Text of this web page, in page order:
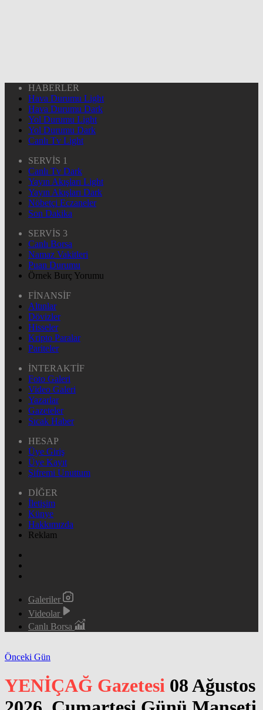
HABERLER
Hava Durumu Light
Hava Durumu Dark
Yol Durumu Light
Yol Durumu Dark
Canlı Tv Light
SERVİS 1
Canlı Tv Dark
Yayın Akışları Light
Yayın Akışları Dark
Nöbetçi Eczaneler
Son Dakika
SERVİS 3
Canlı Borsa
Namaz Vakitleri
Puan Durumu
Örnek Burç Yorumu
FİNANSİF
Altınlar
Dövizler
Hisseler
Kripto Paralar
Pariteler
İNTERAKTİF
Foto Galeri
Video Galeri
Yazarlar
Gazeteler
Sıcak Haber
HESAP
Üye Giriş
Üye Kayıt
Şifremi Unuttum
DİĞER
İletişim
Künye
Hakkımızda
Reklam
Galeriler
Videolar
Canlı Borsa
Önceki Gün
YENİÇAĞ Gazetesi 08 Ağustos